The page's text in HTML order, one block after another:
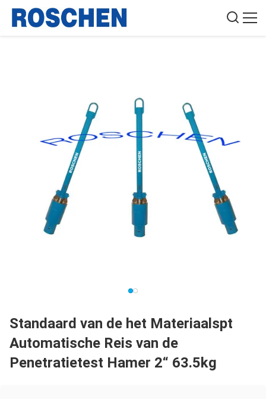
Standaard van de het Materiaalspt
Automatische Reis van de
Penetratietest Hamer 2“ 63.5kg